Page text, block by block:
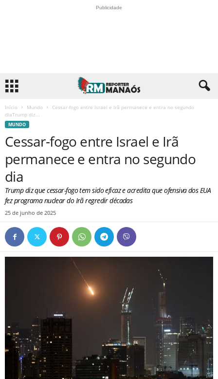
Publicidade
Início Mundo
Cessar-fogo entre Israel e Irã permanece e entra no segundo
diaTrump diz...
MUNDO
Cessar-fogo entre Israel e Irã
permanece e entra no segundo
dia
Trump diz que cessar-fogo tem sido eficaz e acredita que ofensiva dos EUA
fez programa nuclear do Irã regredir décadas
25 de junho de 2025